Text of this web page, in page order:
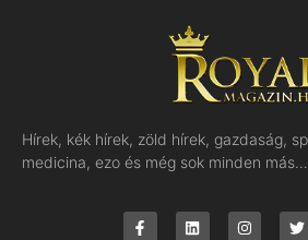
Hírek, kék hírek, zöld hírek, gazdaság,
medicina, ezo és még sok minden más…